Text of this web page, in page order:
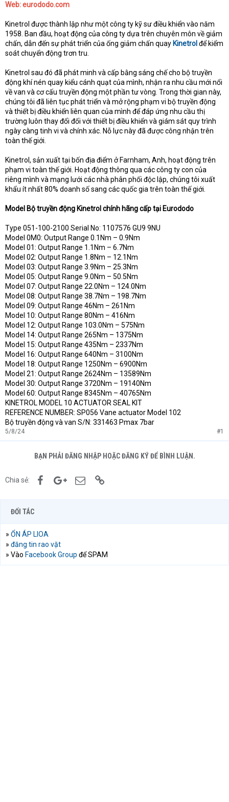
Web: eurododo.com
Kinetrol được thành lập như một công ty kỹ sư điều khiển vào năm
1958. Ban đầu, hoạt động của công ty dựa trên chuyên môn về giảm
chấn, dẫn đến sự phát triển của ống giảm chấn quay Kinetrol để kiểm
soát chuyển động trơn tru.
Kinetrol sau đó đã phát minh và cấp bằng sáng chế cho bộ truyền
động khí nén quay kiểu cánh quạt của mình, nhận ra nhu cầu mới nổi
về van và cơ cấu truyền động một phần tư vòng. Trong thời gian này,
chúng tôi đã liên tục phát triển và mở rộng phạm vi bộ truyền động
và thiết bị điều khiển liên quan của mình để đáp ứng nhu cầu thị
trường luôn thay đổi đối với thiết bị điều khiển và giám sát quy trình
ngày càng tinh vi và chính xác. Nỗ lực này đã được công nhận trên
toàn thế giới.
Kinetrol, sản xuất tại bốn địa điểm ở Farnham, Anh, hoạt động trên
phạm vi toàn thế giới. Hoạt động thông qua các công ty con của
riêng mình và mạng lưới các nhà phân phối độc lập, chúng tôi xuất
khẩu ít nhất 80% doanh số sang các quốc gia trên toàn thế giới.
Model Bộ truyền động Kinetrol chính hãng cấp tại Eurododo
Type 051-100-2100 Serial No: 1107576 GU9 9NU
Model 0M0: Output Range 0.1Nm – 0.9Nm
Model 01: Output Range 1.1Nm – 6.7Nm
Model 02: Output Range 1.8Nm – 12.1Nm
Model 03: Output Range 3.9Nm – 25.3Nm
Model 05: Output Range 9.0Nm – 50.5Nm
Model 07: Output Range 22.0Nm – 124.0Nm
Model 08: Output Range 38.7Nm – 198.7Nm
Model 09: Output Range 46Nm – 261Nm
Model 10: Output Range 80Nm – 416Nm
Model 12: Output Range 103.0Nm – 575Nm
Model 14: Output Range 265Nm – 1375Nm
Model 15: Output Range 435Nm – 2337Nm
Model 16: Output Range 640Nm – 3100Nm
Model 18: Output Range 1250Nm – 6900Nm
Model 21: Output Range 2624Nm – 13589Nm
Model 30: Output Range 3720Nm – 19140Nm
Model 60: Output Range 8345Nm – 40765Nm
KINETROL MODEL 10 ACTUATOR SEAL KIT
REFERENCE NUMBER: SP056 Vane actuator Model 102
Bộ truyền động và van S/N: 331463 Pmax 7bar
5/8/24 #1
BẠN PHẢI ĐĂNG NHẬP HOẶC ĐĂNG KÝ ĐỂ BÌNH LUẬN.
Chia sẻ: FacebookGoogle+Email
ĐỐI TÁC
» ỔN ÁP LIOA
» đăng tin rao vặt
» Vào Facebook Group để SPAM